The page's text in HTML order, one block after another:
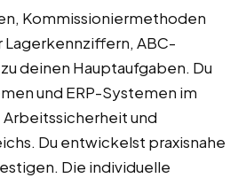
Kommissioniermethoden
Lagerkennziffern, ABC-
deinen Hauptaufgaben. Du
und ERP-Systemen im
und
Du entwickelst praxisnahe
Die individuelle